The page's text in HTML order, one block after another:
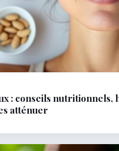
: conseils nutritionnels,
atténuer